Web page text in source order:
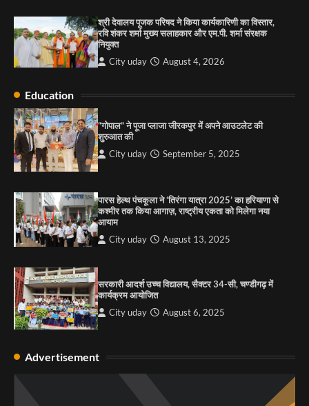
कश्मीर तक किया आगाज़, राष्ट्रीय एकता को मिलेगा नया
आयाम
City uday
3
कार्यक्रम आयोजित
4
City uday August 6, 2025
श्री देवालय पूजक परिषद ने किया कार्यकारिणी का विस्तार,
रवि शंकर शर्मा मुख्य सलाहकार और एम.पी. शर्मा संरक्षक
नियुक्त
City uday August 4, 2026
Education
“गोपाल” ने पूजा प्लाजा जीरकपुर में अपने आउटलेट की
शुरुआत की
City uday September 5, 2025
पारस हेल्थ पंचकूला ने ‘तिरंगा यात्रा 2025’ का हरियाणा से
कश्मीर तक किया आगाज़, राष्ट्रीय एकता को मिलेगा नया
आयाम
City uday August 13, 2025
सरकारी आदर्श उच्च विद्यालय, सैक्टर 34-सी, चण्डीगढ़ में
कार्यक्रम आयोजित
City uday August 6, 2025
Advertisement